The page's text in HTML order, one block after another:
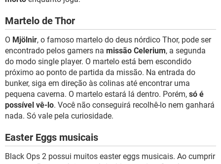
Martelo de Thor
O Mjölnir, o famoso martelo do deus nórdico Thor, pode ser
encontrado pelos gamers na missão Celerium, a segunda
do modo single player. O martelo está bem escondido
próximo ao ponto de partida da missão. Na entrada do
bunker, siga em direção às colinas até encontrar uma
pequena caverna. O martelo estará lá dentro. Porém, só é
possível vê-lo. Você não conseguirá recolhê-lo nem ganhará
nada. Só vale pela curiosidade.
Easter Eggs musicais
Black Ops 2 possui muitos easter eggs musicais. Ao cumprir